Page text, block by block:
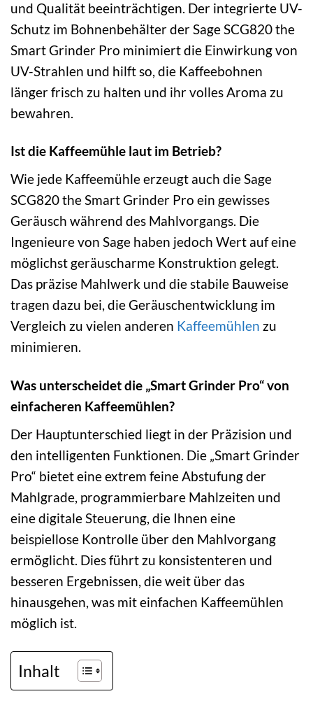
und Qualität beeinträchtigen. Der integrierte UV-
Schutz im Bohnenbehälter der Sage SCG820 the
Smart Grinder Pro minimiert die Einwirkung von
UV-Strahlen und hilft so, die Kaffeebohnen
länger frisch zu halten und ihr volles Aroma zu
bewahren.
Ist die Kaffeemühle laut im Betrieb?
Wie jede Kaffeemühle erzeugt auch die Sage
SCG820 the Smart Grinder Pro ein gewisses
Geräusch während des Mahlvorgangs. Die
Ingenieure von Sage haben jedoch Wert auf eine
möglichst geräuscharme Konstruktion gelegt.
Das präzise Mahlwerk und die stabile Bauweise
tragen dazu bei, die Geräuschentwicklung im
Vergleich zu vielen anderen Kaffeemühlen zu
minimieren.
Was unterscheidet die „Smart Grinder Pro“ von
einfacheren Kaffeemühlen?
Der Hauptunterschied liegt in der Präzision und
den intelligenten Funktionen. Die „Smart Grinder
Pro“ bietet eine extrem feine Abstufung der
Mahlgrade, programmierbare Mahlzeiten und
eine digitale Steuerung, die Ihnen eine
beispiellose Kontrolle über den Mahlvorgang
ermöglicht. Dies führt zu konsistenteren und
besseren Ergebnissen, die weit über das
hinausgehen, was mit einfachen Kaffeemühlen
möglich ist.
Inhalt